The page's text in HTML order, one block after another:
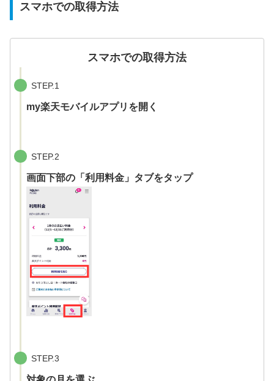
スマホでの取得方法
スマホでの取得方法
STEP.1
my楽天モバイルアプリを開く
STEP.2
画面下部の「利用料金」タブをタップ
STEP.3